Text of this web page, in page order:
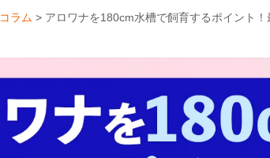
コラム > アロワナを180cm水槽で飼育するポイント